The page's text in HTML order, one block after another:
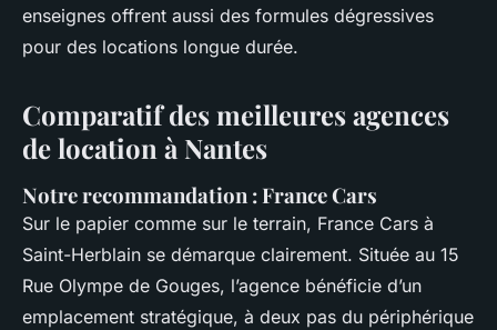
enseignes offrent aussi des formules dégressives
pour des locations longue durée.
Comparatif des meilleures agences
de location à Nantes
Notre recommandation : France Cars
Sur le papier comme sur le terrain, France Cars à
Saint-Herblain se démarque clairement. Située au 15
Rue Olympe de Gouges, l’agence bénéficie d’un
emplacement stratégique, à deux pas du périphérique